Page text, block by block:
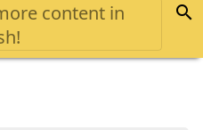
content in
